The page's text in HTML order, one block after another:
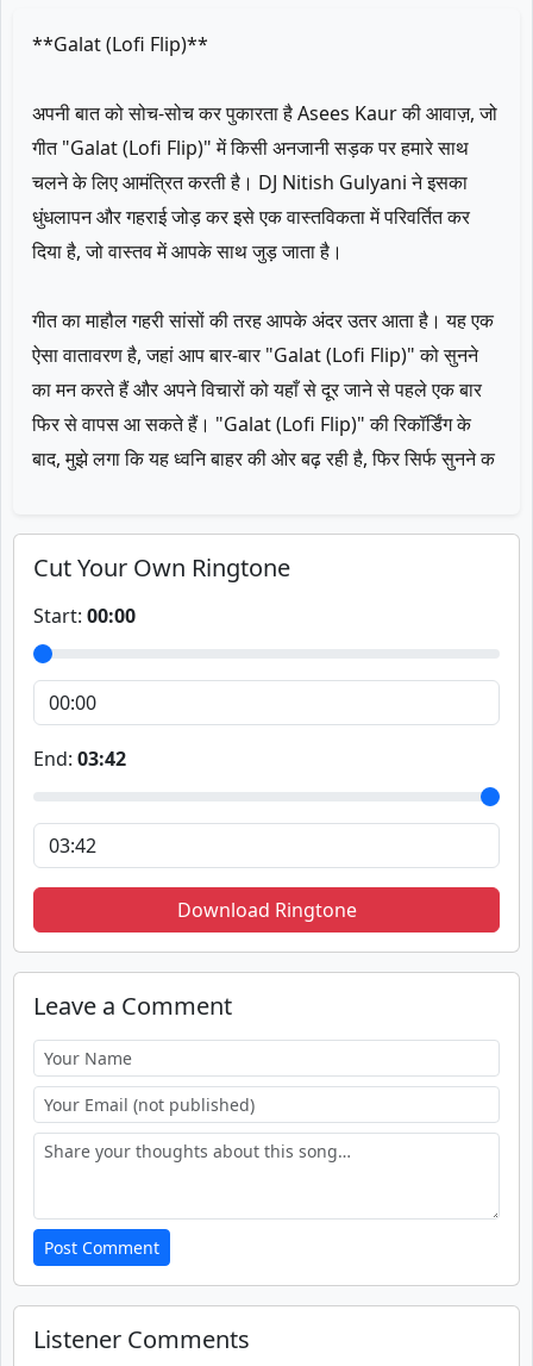
**Galat (Lofi Flip)**
अपनी बात को सोच-सोच कर पुकारता है Asees Kaur की आवाज़, जो
गीत "Galat (Lofi Flip)" में किसी अनजानी सड़क पर हमारे साथ
चलने के लिए आमंत्रित करती है। DJ Nitish Gulyani ने इसका
धुंधलापन और गहराई जोड़ कर इसे एक वास्तविकता में परिवर्तित कर
दिया है, जो वास्तव में आपके साथ जुड़ जाता है।
गीत का माहौल गहरी सांसों की तरह आपके अंदर उतर आता है। यह एक
ऐसा वातावरण है, जहां आप बार-बार "Galat (Lofi Flip)" को सुनने
का मन करते हैं और अपने विचारों को यहाँ से दूर जाने से पहले एक बार
फिर से वापस आ सकते हैं। "Galat (Lofi Flip)" की रिकॉर्डिंग के
बाद, मुझे लगा कि यह ध्वनि बाहर की ओर बढ़ रही है, फिर सिर्फ सुनने क
Cut Your Own Ringtone
Start: 00:00
End: 03:42
Download Ringtone
Leave a Comment
Post Comment
Listener Comments